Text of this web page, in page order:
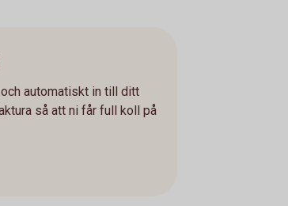
automatiskt in till ditt
så att ni får full koll på